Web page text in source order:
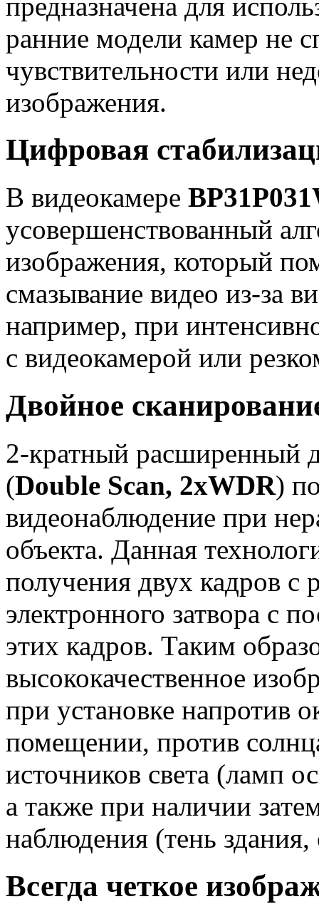
ранние модели камер не
чувствительности или
изображения.
Цифровая
В видеокамере
усовершенствованный
изображения, который
смазывание видео из-за
например, при
с видеокамерой или
Двойное
2-кратный расширенный
(Double Scan, 2xWDR)
видеонаблюдение при
объекта. Данная
получения двух кадров с
электронного затвора с
этих кадров. Таким
высококачественное
при установке напротив
помещении, против
источников света (ламп
а также при наличии
наблюдения (тень
Всегда четкое